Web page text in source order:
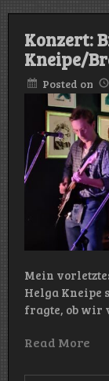
Konzert:
Kneipe/
Posted on
Mein
Helga Kneipe
fragte, ob wir
Read More